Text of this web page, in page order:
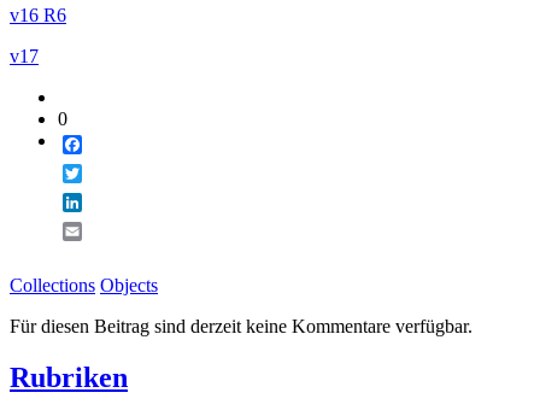
v16 R6
v17
0
Collections Objects
Für diesen Beitrag sind derzeit keine Kommentare verfügbar.
Rubriken